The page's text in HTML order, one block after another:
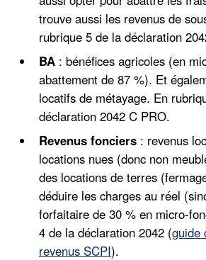
trouve aussi les revenus de
rubrique 5 de la déclaration
BA : bénéfices agricoles (en
abattement de 87 %). Et
locatifs de métayage. En
déclaration 2042 C PRO.
Revenus fonciers : revenus
locations nues (donc non
des locations de terres
déduire les charges au réel
forfaitaire de 30 % en micro-
4 de la déclaration 2042 (guide
revenus SCPI).